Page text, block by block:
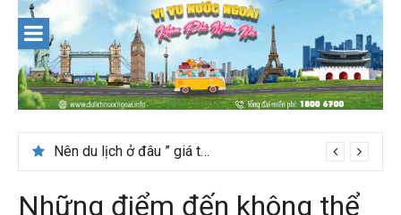
content
Thời tiết tháng 7 ở Đài Loan có đẹp để du lịch?
Những điểm đến không thể